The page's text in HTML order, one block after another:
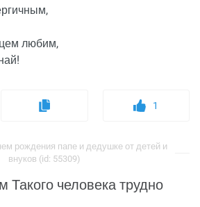
любим,
1
рождения папе и дедушке от детей и
внуков (id: 55309)
Такого человека трудно